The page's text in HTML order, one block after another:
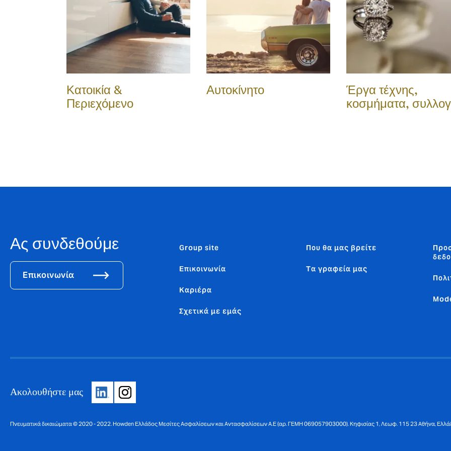
Κατοικία &
Περιεχόμενο
Αυτοκίνητο
Έργα τέχνης,
κοσμήματα,
Ας συνδεθούμε
Επικοινωνία
Group site
Επικοινωνία
Καριέρα
Σχετικά με εμάς
Που θα μας βρείτε
Tα γραφεία μας
Ακολουθήστε μας
Πνευματικά δικαιώματα © 2020 - 2022. Howden Ελλάδος Μεσίτες Ασφαλίσεων και Αντασφαλίσεων Α.Ε (αρ. ΓΕΜΗ 069057903000). Κηφισίας 1, Λεωφ. 115 23 Αθήνα,